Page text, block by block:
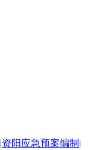
|资阳应急预案编制 |